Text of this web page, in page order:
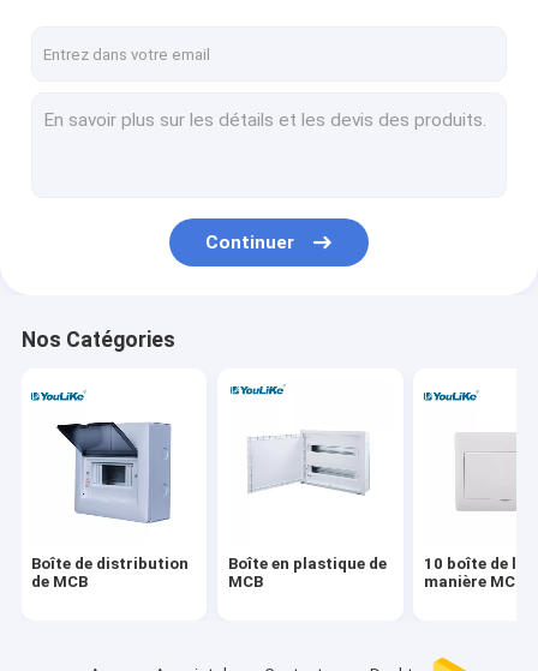
Boîte imperméable de MCB
Alimentation électrique extérieur
Boîte équipotentielle
Continuer
Nos Catégories
Boîte de distribution
de MCB
Boîte en plastique de
MCB
10 boîte de la
manière MCB